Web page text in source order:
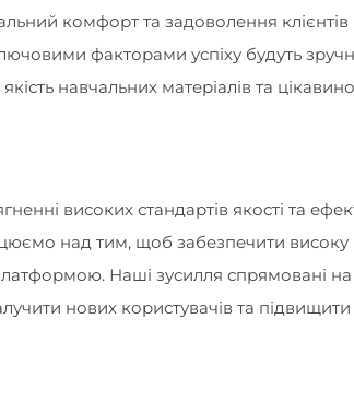
комфорт та задоволення клієнтів
факторами успіху будуть
навчальних матеріалів та
високих стандартів якості та
над тим, щоб забезпечити високу
Наші зусилля спрямовані
нових користувачів та